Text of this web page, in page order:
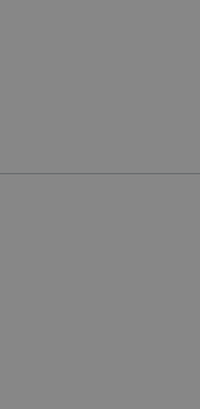
Domena